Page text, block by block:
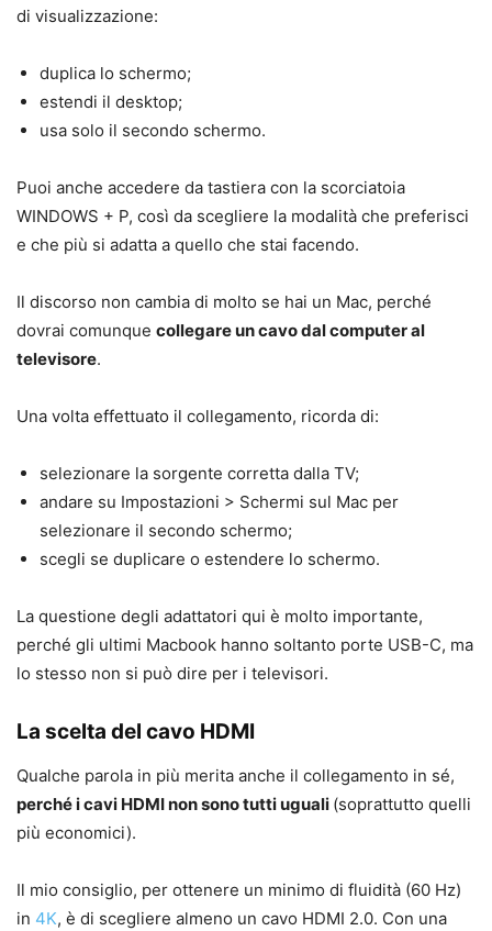
di visualizzazione:
duplica lo schermo;
estendi il desktop;
usa solo il secondo schermo.
Puoi anche accedere da tastiera con la scorciatoia
WINDOWS + P, così da scegliere la modalità che preferisci
e che più si adatta a quello che stai facendo.
Il discorso non cambia di molto se hai un Mac, perché
dovrai comunque collegare un cavo dal computer al
televisore.
Una volta effettuato il collegamento, ricorda di:
selezionare la sorgente corretta dalla TV;
andare su Impostazioni > Schermi sul Mac per
selezionare il secondo schermo;
scegli se duplicare o estendere lo schermo.
La questione degli adattatori qui è molto importante,
perché gli ultimi Macbook hanno soltanto porte USB-C, ma
lo stesso non si può dire per i televisori.
La scelta del cavo HDMI
Qualche parola in più merita anche il collegamento in sé,
perché i cavi HDMI non sono tutti uguali (soprattutto quelli
più economici).
Il mio consiglio, per ottenere un minimo di fluidità (60 Hz)
in 4K, è di scegliere almeno un cavo HDMI 2.0. Con una